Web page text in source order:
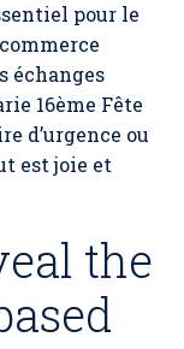
pour le
échanges
16ème Fête
d’urgence ou
est joie et
the